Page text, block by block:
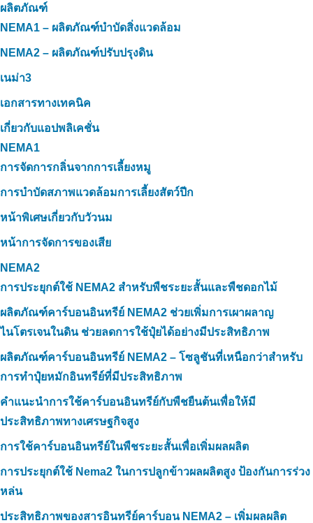
ผลิตภัณฑ์
NEMA1 – ผลิตภัณฑ์บำบัดสิ่งแวดล้อม
NEMA2 – ผลิตภัณฑ์ปรับปรุงดิน
เนม่า3
เอกสารทางเทคนิค
เกี่ยวกับแอปพลิเคชั่น
NEMA1
การจัดการกลิ่นจากการเลี้ยงหมู
การบำบัดสภาพแวดล้อมการเลี้ยงสัตว์ปีก
หน้าพิเศษเกี่ยวกับวัวนม
หน้าการจัดการของเสีย
NEMA2
การประยุกต์ใช้ NEMA2 สำหรับพืชระยะสั้นและพืชดอกไม้
ผลิตภัณฑ์คาร์บอนอินทรีย์ NEMA2 ช่วยเพิ่มการเผาผลาญ
ไนโตรเจนในดิน ช่วยลดการใช้ปุ๋ยได้อย่างมีประสิทธิภาพ
ผลิตภัณฑ์คาร์บอนอินทรีย์ NEMA2 – โซลูชันที่เหนือกว่าสำหรับ
การทำปุ๋ยหมักอินทรีย์ที่มีประสิทธิภาพ
คำแนะนำการใช้คาร์บอนอินทรีย์กับพืชยืนต้นเพื่อให้มี
ประสิทธิภาพทางเศรษฐกิจสูง
การใช้คาร์บอนอินทรีย์ในพืชระยะสั้นเพื่อเพิ่มผลผลิต
การประยุกต์ใช้ Nema2 ในการปลูกข้าวผลผลิตสูง ป้องกันการร่วง
หล่น
ประสิทธิภาพของสารอินทรีย์คาร์บอน NEMA2 – เพิ่มผลผลิต